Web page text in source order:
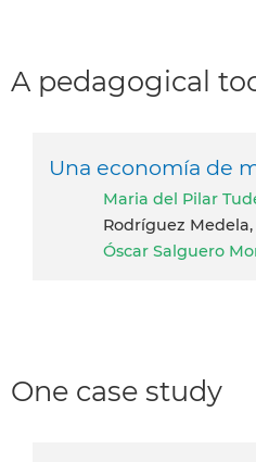
A pedagogical
Una economía de
Maria del Pilar
Rodríguez Medela,
Óscar Salguero
One case study